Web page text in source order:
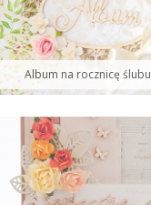
Album na rocznicę ślubu